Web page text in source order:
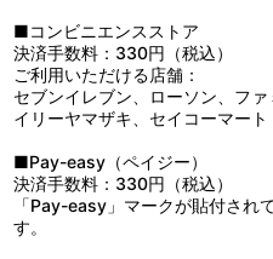
■コンビニエンスストア
決済手数料：330円（税込）
ご利用いただける店舗：
セブンイレブン、ローソン、フ
イリーヤマザキ、セイコーマート
■Pay-easy（ペイジー）
決済手数料：330円（税込）
「Pay-easy」マークが貼付され
す。